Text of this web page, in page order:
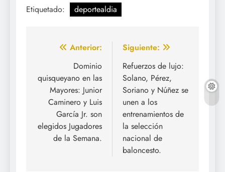
Etiquetado: deportealdia
Navegación
entradas
Anterior:
Dominio
quisqueyano en las
Mayores: Junior
Caminero y Luis
García Jr. son
elegidos Jugadores
de la Semana.
Siguiente:
Refuerzos de lujo:
Solano, Pérez,
Soriano y Núñez se
unen a los
entrenamientos de
la selección
nacional de
baloncesto.